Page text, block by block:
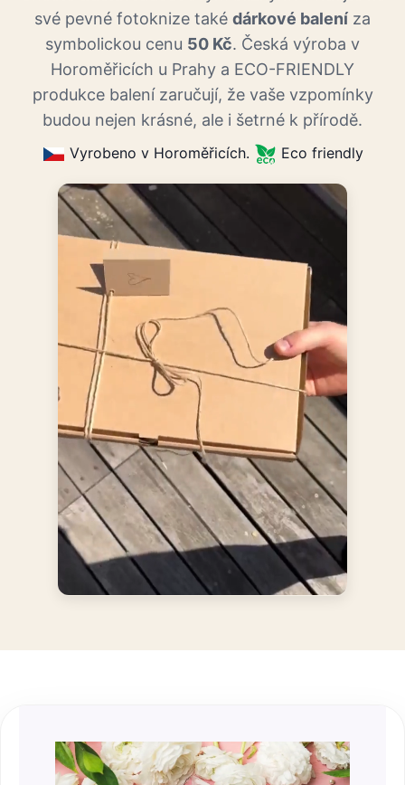
své pevné fotoknize také dárkové balení za
symbolickou cenu 50 Kč. Česká výroba v
Horoměřicích u Prahy a ECO-FRIENDLY
produkce balení zaručují, že vaše vzpomínky
budou nejen krásné, ale i šetrné k přírodě.
Vyrobeno v Horoměřicích. Eco friendly